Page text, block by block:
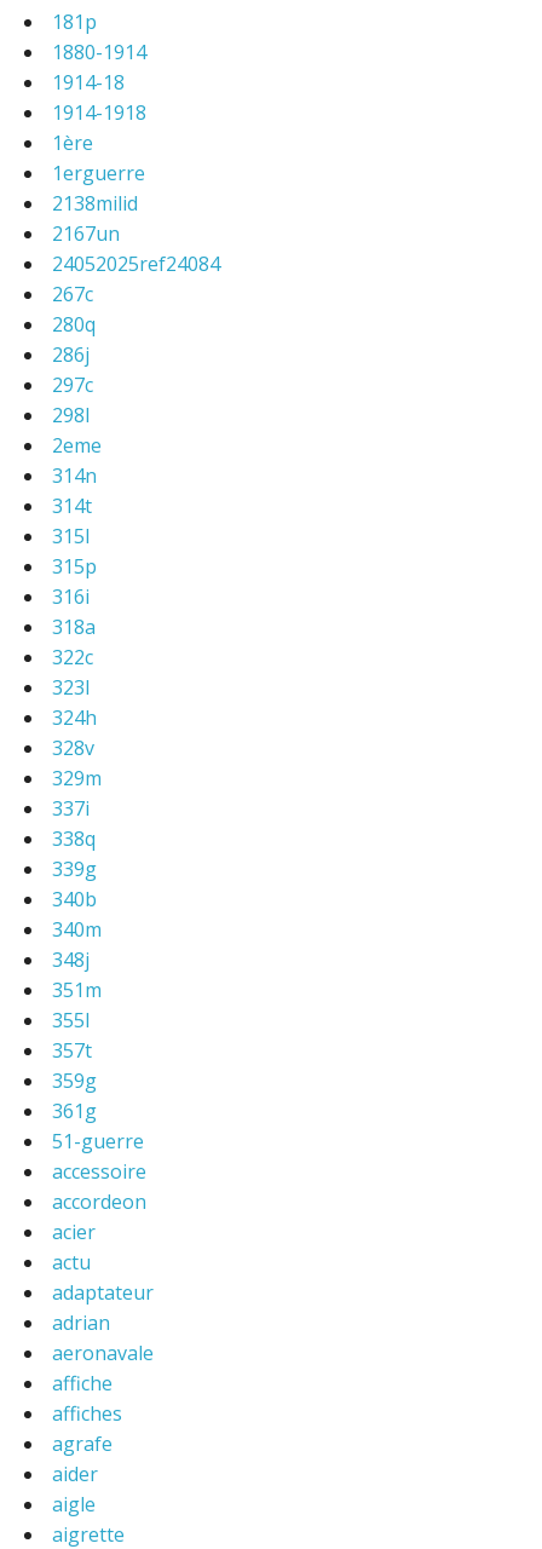
181p
1880-1914
1914-18
1914-1918
1ère
1erguerre
2138milid
2167un
24052025ref24084
267c
280q
286j
297c
298l
2eme
314n
314t
315l
315p
316i
318a
322c
323l
324h
328v
329m
337i
338q
339g
340b
340m
348j
351m
355l
357t
359g
361g
51-guerre
accessoire
accordeon
acier
actu
adaptateur
adrian
aeronavale
affiche
affiches
agrafe
aider
aigle
aigrette